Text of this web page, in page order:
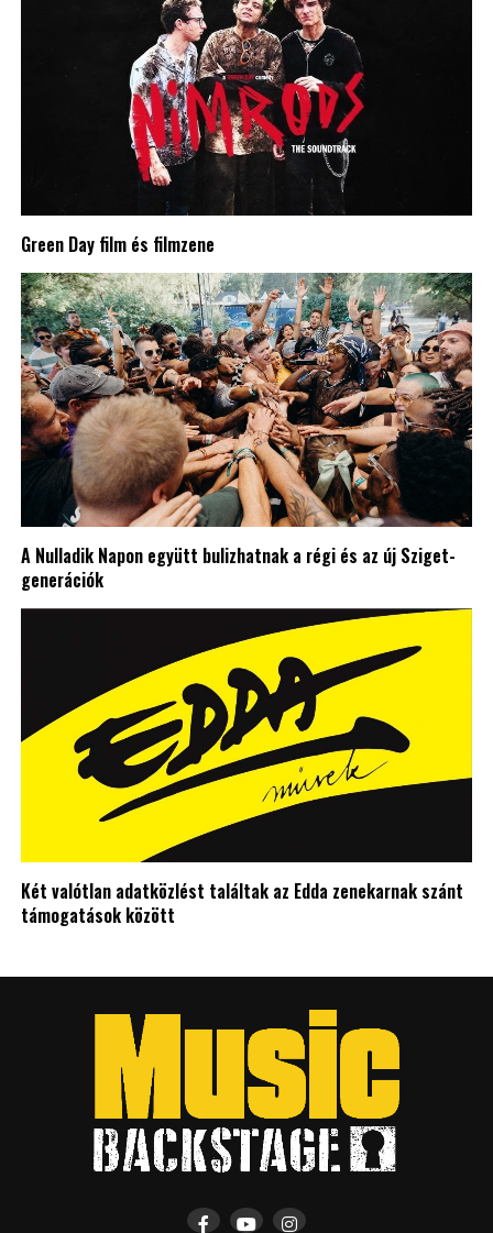
Green Day film és filmzene
A Nulladik Napon együtt bulizhatnak a régi és az új Sziget-
generációk
Két valótlan adatközlést találtak az Edda zenekarnak szánt
támogatások között